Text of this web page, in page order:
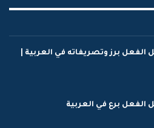
برز وتصريفاته في العربية |
برع في العربية